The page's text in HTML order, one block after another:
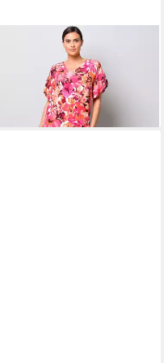
Shirtbluse Bluse
mit Volant am Ärmel
UVP104,99 €